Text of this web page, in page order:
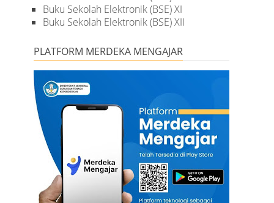
Buku Sekolah Elektronik (BSE) XI
Buku Sekolah Elektronik (BSE) XII
PLATFORM MERDEKA MENGAJAR